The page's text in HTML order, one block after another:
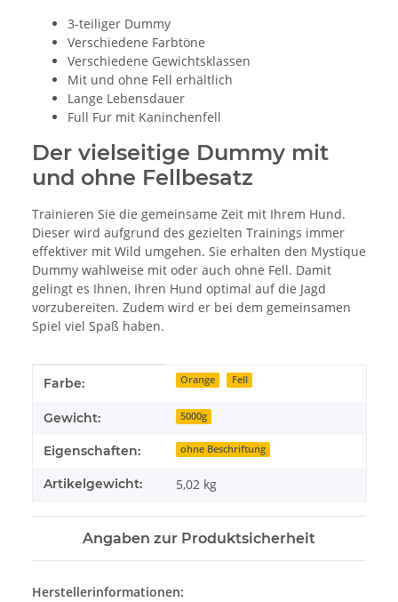
3-teiliger Dummy
Verschiedene Farbtöne
Verschiedene Gewichtsklassen
Mit und ohne Fell erhältlich
Lange Lebensdauer
Full Fur mit Kaninchenfell
Der vielseitige Dummy mit
und ohne Fellbesatz
Trainieren Sie die gemeinsame Zeit mit Ihrem Hund.
Dieser wird aufgrund des gezielten Trainings immer
effektiver mit Wild umgehen. Sie erhalten den Mystique
Dummy wahlweise mit oder auch ohne Fell. Damit
gelingt es Ihnen, Ihren Hund optimal auf die Jagd
vorzubereiten. Zudem wird er bei dem gemeinsamen
Spiel viel Spaß haben.
Produkteigenschaft
Wert
Farbe: Orange Fell
Gewicht: 5000g
Eigenschaften: ohne Beschriftung
Artikelgewicht: 5,02 kg
Angaben zur Produktsicherheit
Herstellerinformationen: